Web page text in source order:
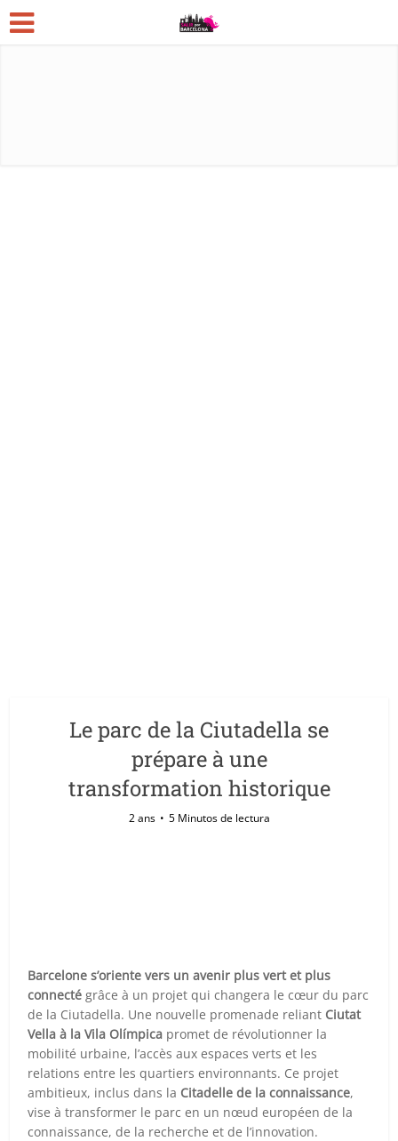
Le parc de la Ciutadella se
prépare à une
transformation historique
2 ans 5 Minutos de lectura
Barcelone s’oriente vers un avenir plus vert et plus
connecté grâce à un projet qui changera le cœur du parc
de la Ciutadella. Une nouvelle promenade reliant Ciutat
Vella à la Vila Olímpica promet de révolutionner la
mobilité urbaine, l’accès aux espaces verts et les
relations entre les quartiers environnants. Ce projet
ambitieux, inclus dans la Citadelle de la connaissance,
vise à transformer le parc en un nœud européen de la
connaissance, de la recherche et de l’innovation.